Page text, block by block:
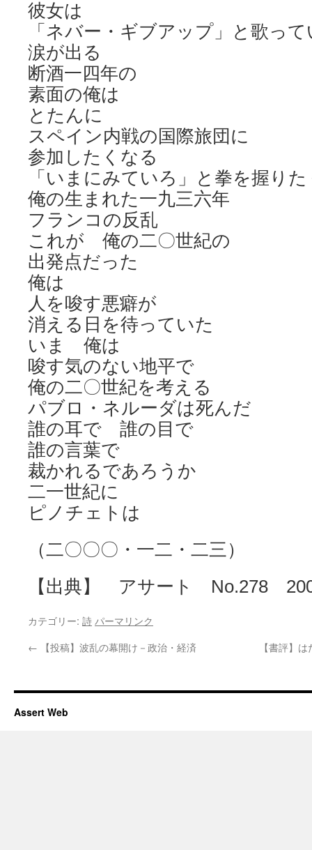
彼女は
「ネバー・ギブアップ」と歌っ
涙が出る
断酒一四年の
素面の俺は
とたんに
スペイン内戦の国際旅団に
参加したくなる
「いまにみていろ」と拳を握り
俺の生まれた一九三六年
フランコの反乱
これが 俺の二〇世紀の
出発点だった
俺は
人を唆す悪癖が
消える日を待っていた
いま 俺は
唆す気のない地平で
俺の二〇世紀を考える
パブロ・ネルーダは死んだ
誰の耳で 誰の目で
誰の言葉で
裁かれるであろうか
二一世紀に
ピノチェトは
（二〇〇〇・一二・二三）
【出典】 アサート No.278
カテゴリー: 詩 パーマリンク
← 【投稿】波乱の幕開け－政治・経済 【書評】
Assert Web